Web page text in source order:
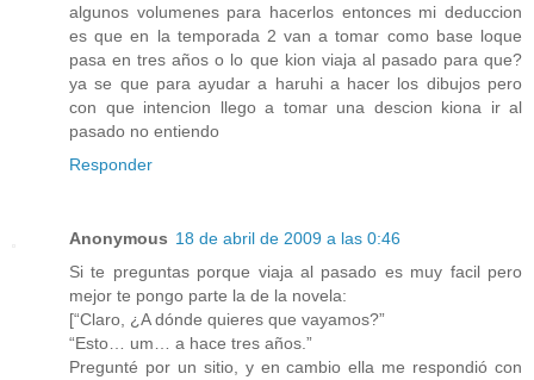
algunos volumenes para hacerlos entonces mi deduccion
es que en la temporada 2 van a tomar como base loque
pasa en tres años o lo que kion viaja al pasado para que?
ya se que para ayudar a haruhi a hacer los dibujos pero
con que intencion llego a tomar una descion kiona ir al
pasado no entiendo
Responder
Anonymous 18 de abril de 2009 a las 0:46
Si te preguntas porque viaja al pasado es muy facil pero
mejor te pongo parte la de la novela:
[“Claro, ¿A dónde quieres que vayamos?”
“Esto… um… a hace tres años.”
Pregunté por un sitio, y en cambio ella me respondió con